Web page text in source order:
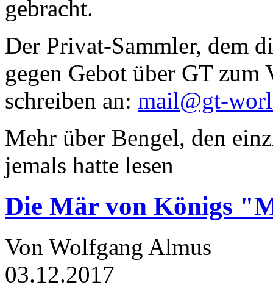
gebracht.
Der Privat-Sammler, dem
gegen Gebot über GT zum
schreiben an: mail@gt-
Mehr über Bengel, den
jemals hatte lesen
Die Mär von Königs
Von Wolfgang Almus
03.12.2017